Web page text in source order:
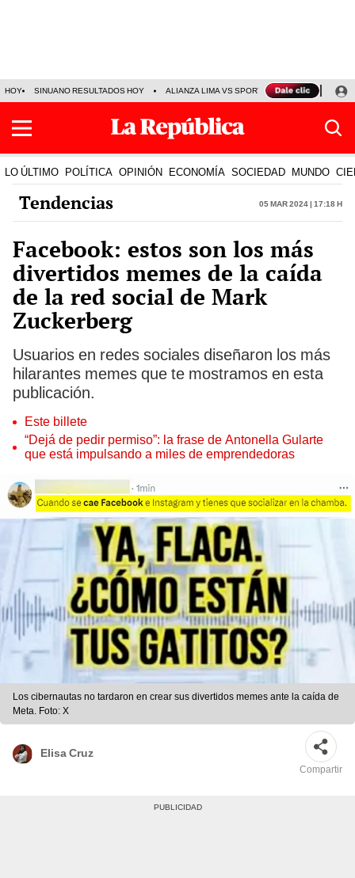
HOY SINUANO RESULTADOS HOY ALIANZA LIMA VS SPORT BOYS JORGE
LO ÚLTIMO POLÍTICA OPINIÓN ECONOMÍA SOCIEDAD MUNDO
Tendencias 05 Mar 2024 | 17:18 h
Facebook: estos son los más
divertidos memes de la caída
de la red social de Mark
Zuckerberg
Usuarios en redes sociales diseñaron los más
hilarantes memes que te mostramos en esta
publicación.
Este billete
“Dejá de pedir permiso”: la frase de Antonella Gularte
que está impulsando a miles de emprendedoras
Los cibernautas no tardaron en crear sus divertidos memes ante la caída de
Meta. Foto: X
Elisa Cruz
Compartir